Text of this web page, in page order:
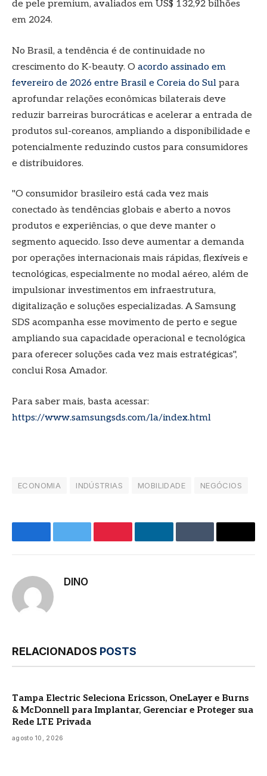
de pele premium, avaliados em US$ 132,92 bilhões
em 2024.
No Brasil, a tendência é de continuidade no
crescimento do K-beauty. O acordo assinado em
fevereiro de 2026 entre Brasil e Coreia do Sul para
aprofundar relações econômicas bilaterais deve
reduzir barreiras burocráticas e acelerar a entrada de
produtos sul-coreanos, ampliando a disponibilidade e
potencialmente reduzindo custos para consumidores
e distribuidores.
"O consumidor brasileiro está cada vez mais
conectado às tendências globais e aberto a novos
produtos e experiências, o que deve manter o
segmento aquecido. Isso deve aumentar a demanda
por operações internacionais mais rápidas, flexíveis e
tecnológicas, especialmente no modal aéreo, além de
impulsionar investimentos em infraestrutura,
digitalização e soluções especializadas. A Samsung
SDS acompanha esse movimento de perto e segue
ampliando sua capacidade operacional e tecnológica
para oferecer soluções cada vez mais estratégicas",
conclui Rosa Amador.
Para saber mais, basta acessar:
https://www.samsungsds.com/la/index.html
ECONOMIA INDÚSTRIAS MOBILIDADE NEGÓCIOS
FacebookTwitter PinterestLinkedInTumblr E-
DINO
RELACIONADOS POSTS
Tampa Electric Seleciona Ericsson, OneLayer e Burns
& McDonnell para Implantar, Gerenciar e Proteger sua
Rede LTE Privada
agosto 10, 2026